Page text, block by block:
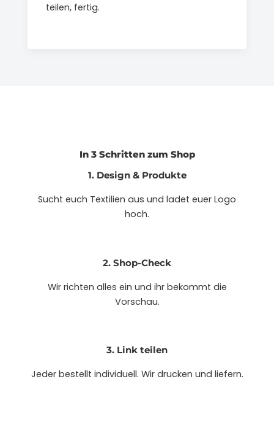
teilen, fertig.
In 3 Schritten zum Shop
1. Design & Produkte
Sucht euch Textilien aus und ladet euer Logo
hoch.
2. Shop-Check
Wir richten alles ein und ihr bekommt die
Vorschau.
3. Link teilen
Jeder bestellt individuell. Wir drucken und liefern.